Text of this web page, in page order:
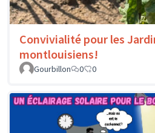
Convivialité pour les
montlouisiens!
Gourbillon
0 0